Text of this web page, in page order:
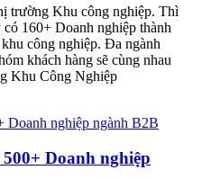
trường Khu công nghiệp. Thì
160+ Doanh nghiệp thành
công nghiệp. Đa ngành
khách hàng sẽ cùng nhau
Khu Công Nghiệp
Doanh nghiệp